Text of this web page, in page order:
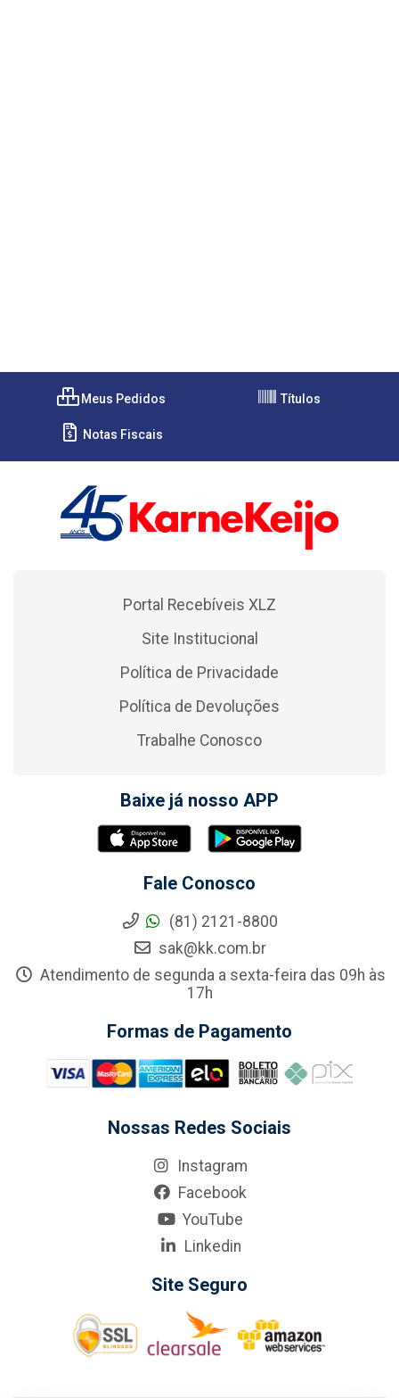
Meus Pedidos Títulos
Notas Fiscais
Portal Recebíveis XLZ
Site Institucional
Política de Privacidade
Política de Devoluções
Trabalhe Conosco
Baixe já nosso APP
Fale Conosco
(81) 2121-8800
sak@kk.com.br
Atendimento de segunda a sexta-feira das 09h às
17h
Formas de Pagamento
Nossas Redes Sociais
Instagram
Facebook
YouTube
Linkedin
Site Seguro